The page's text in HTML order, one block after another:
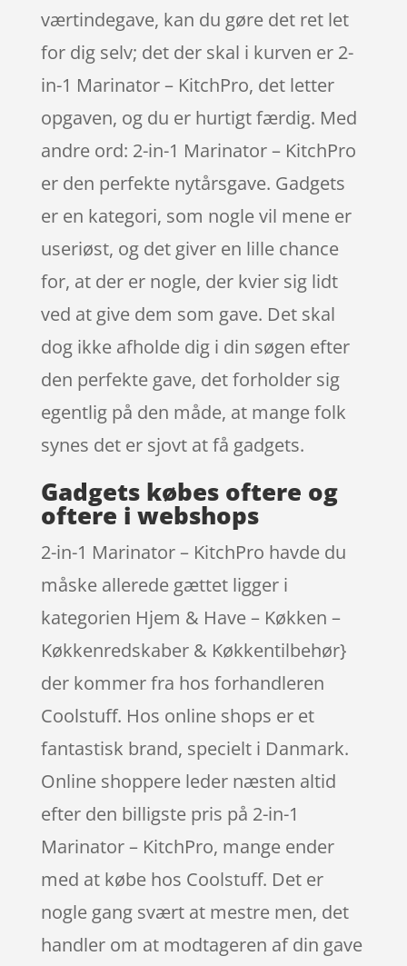
værtindegave, kan du gøre det ret let
for dig selv; det der skal i kurven er 2-
in-1 Marinator – KitchPro, det letter
opgaven, og du er hurtigt færdig. Med
andre ord: 2-in-1 Marinator – KitchPro
er den perfekte nytårsgave. Gadgets
er en kategori, som nogle vil mene er
useriøst, og det giver en lille chance
for, at der er nogle, der kvier sig lidt
ved at give dem som gave. Det skal
dog ikke afholde dig i din søgen efter
den perfekte gave, det forholder sig
egentlig på den måde, at mange folk
synes det er sjovt at få gadgets.
Gadgets købes oftere og
oftere i webshops
2-in-1 Marinator – KitchPro havde du
måske allerede gættet ligger i
kategorien Hjem & Have – Køkken –
Køkkenredskaber & Køkkentilbehør}
der kommer fra hos forhandleren
Coolstuff. Hos online shops er et
fantastisk brand, specielt i Danmark.
Online shoppere leder næsten altid
efter den billigste pris på 2-in-1
Marinator – KitchPro, mange ender
med at købe hos Coolstuff. Det er
nogle gang svært at mestre men, det
handler om at modtageren af din gave